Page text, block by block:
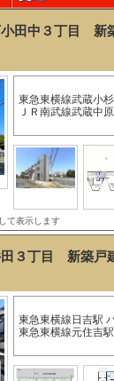
小田中３丁目
東急東横線武蔵小
ＪＲ南武線武蔵中
て表示します
田３丁目 新築
東急東横線日吉駅
東急東横線元住吉